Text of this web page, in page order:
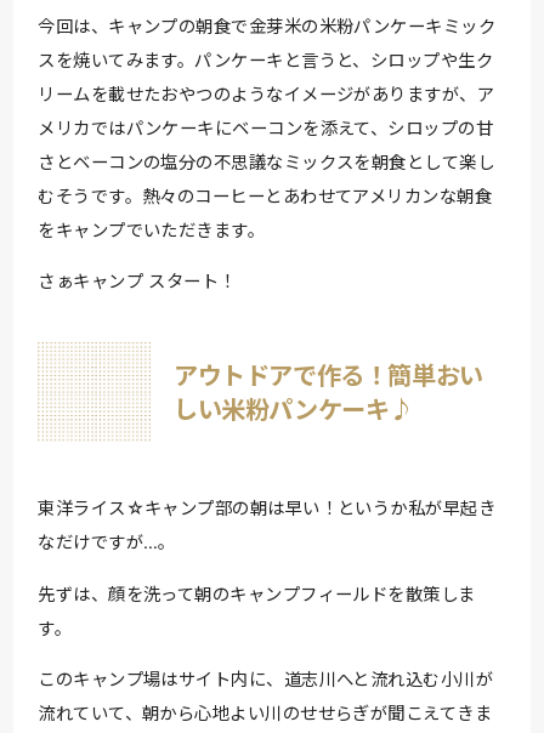
今回は、キャンプの朝食で金芽米の米粉パンケーキミック
スを焼いてみます。パンケーキと言うと、シロップや生ク
リームを載せたおやつのようなイメージがありますが、ア
メリカではパンケーキにベーコンを添えて、シロップの甘
さとベーコンの塩分の不思議なミックスを朝食として楽し
むそうです。熱々のコーヒーとあわせてアメリカンな朝食
をキャンプでいただきます。
さぁキャンプ スタート！
アウトドアで作る！簡単おい
しい米粉パンケーキ♪
東洋ライス☆キャンプ部の朝は早い！というか私が早起き
なだけですが…。
先ずは、顔を洗って朝のキャンプフィールドを散策しま
す。
このキャンプ場はサイト内に、道志川へと流れ込む小川が
流れていて、朝から心地よい川のせせらぎが聞こえてきま